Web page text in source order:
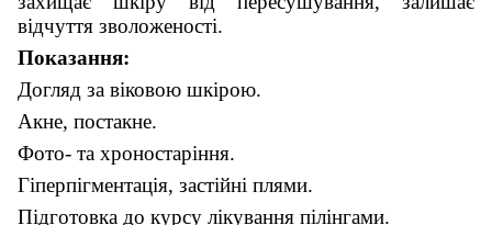
відчуття зволоженості.
Показання:
Догляд за віковою шкірою.
Акне, постакне.
Фото- та хроностаріння.
Гіперпігментація, застійні плями.
Підготовка до курсу лікування пілінгами.